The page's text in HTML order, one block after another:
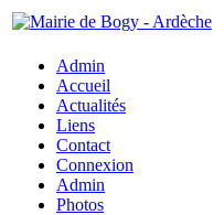
Admin
Accueil
Actualités
Liens
Contact
Connexion
Admin
Photos